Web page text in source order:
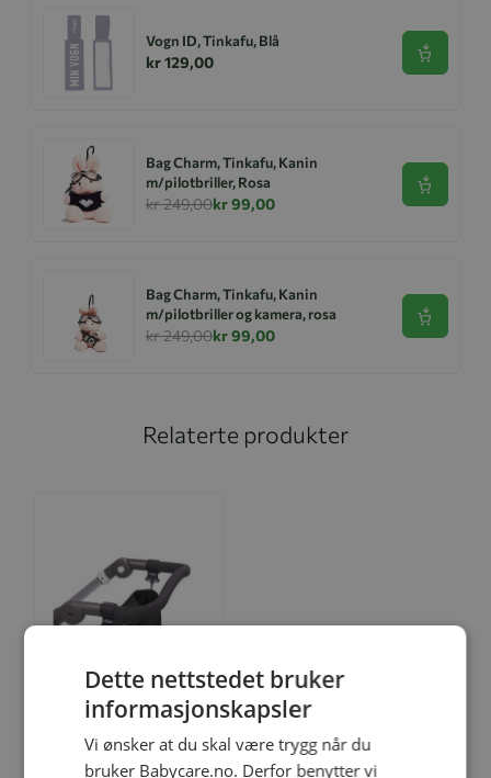
Vogn ID, Tinkafu, Blå
kr 129,00 Se
Bag Charm, Tinkafu, Kanin
m/pilotbriller, Rosa
kr 249,00kr 99,00
Se
Bag Charm, Tinkafu, Kanin
m/pilotbriller og kamera, rosa
kr 249,00kr 99,00
Se
Relaterte produkter
Legg til
Dette nettstedet bruker
informasjonskapsler
Vi ønsker at du skal være trygg når du
bruker Babycare.no. Derfor benytter vi